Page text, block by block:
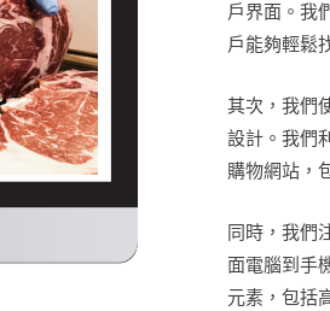
戶界面。我
戶能夠輕鬆
其次，我們
設計。我們
購物網站，
同時，我們
面電腦到手
元素，包括